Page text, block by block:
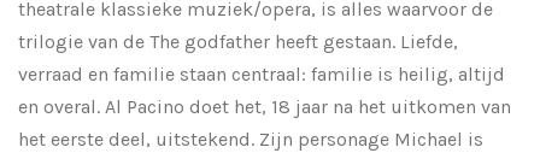
theatrale klassieke muziek/opera, is alles waarvoor de
trilogie van de The godfather heeft gestaan. Liefde,
verraad en familie staan centraal: familie is heilig, altijd
en overal. Al Pacino doet het, 18 jaar na het uitkomen van
het eerste deel, uitstekend. Zijn personage Michael is